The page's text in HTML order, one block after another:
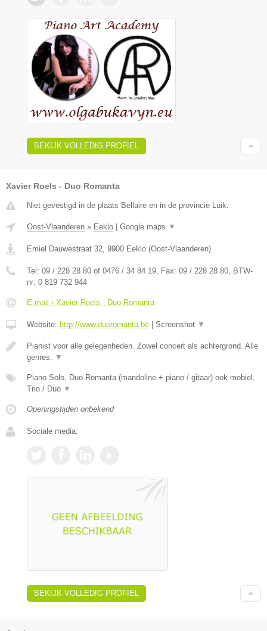
BEKIJK VOLLEDIG PROFIEL
Xavier Roels - Duo Romanta
Niet gevestigd in de plaats Bellaire en in de provincie Luik.
Oost-Vlaanderen » Eeklo | Google maps ▼
Emiel Dauwestraat 32 9900 Eeklo (Oost-Vlaanderen)
Tel: 09 / 228 28 80 of 0476 / 34 84 19 , Fax: 09 / 228 28 80 , BTW-
nr: 0 819 732 944
E-mail › Xavier Roels - Duo Romanta
Website: http://www.duoromanta.be | Screenshot ▼
Pianist voor alle gelegenheden. Zowel concert als achtergrond. Alle
genres.
▼
Piano Solo, Duo Romanta (mandoline + piano / gitaar) ook mobiel,
Trio / Duo ▼
Openingstijden onbekend
Sociale media:
BEKIJK VOLLEDIG PROFIEL